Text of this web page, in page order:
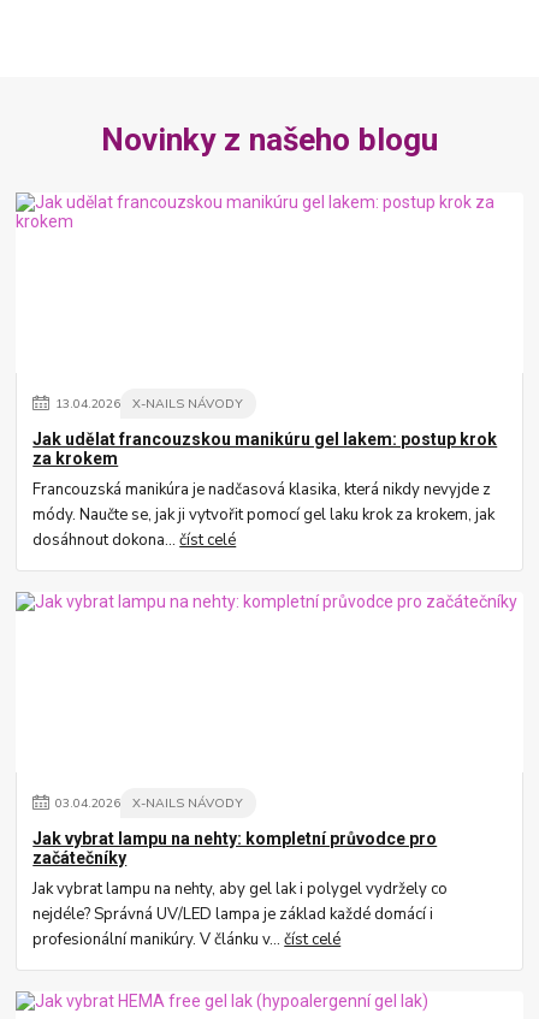
Novinky z našeho blogu
13.04.2026 X-NAILS NÁVODY
Jak udělat francouzskou manikúru gel lakem: postup krok
za krokem
Francouzská manikúra je nadčasová klasika, která nikdy nevyjde z
módy. Naučte se, jak ji vytvořit pomocí gel laku krok za krokem, jak
dosáhnout dokona...číst celé
03.04.2026 X-NAILS NÁVODY
Jak vybrat lampu na nehty: kompletní průvodce pro
začátečníky
Jak vybrat lampu na nehty, aby gel lak i polygel vydržely co
nejdéle? Správná UV/LED lampa je základ každé domácí i
profesionální manikúry. V článku v...číst celé